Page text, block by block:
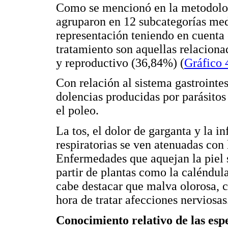
Como se mencionó en la
agruparon en 12 subcategorías
representación teniendo en
tratamiento son aquellas
y reproductivo (36,84%) (Gráfico
Con relación al sistema
dolencias producidas por
el poleo.
La tos, el dolor de garganta y la
respiratorias se ven atenuadas
Enfermedades que aquejan la
partir de plantas como la
cabe destacar que malva
hora de tratar afecciones
Conocimiento relativo de las